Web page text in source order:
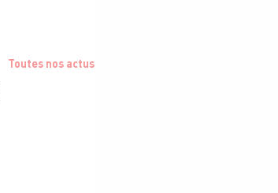
Toutes nos actus